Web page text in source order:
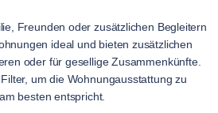
Freunden oder zusätzlichen Begleitern
ideal und bieten zusätzlichen
oder für gesellige Zusammenkünfte.
um die Wohnungausstattung zu
besten entspricht.